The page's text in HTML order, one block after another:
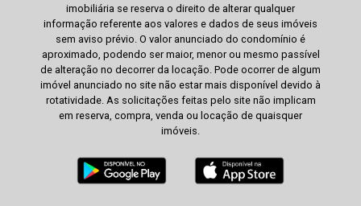
imobiliária se reserva o direito de alterar qualquer
informação referente aos valores e dados de seus imóveis
sem aviso prévio. O valor anunciado do condomínio é
aproximado, podendo ser maior, menor ou mesmo passível
de alteração no decorrer da locação. Pode ocorrer de algum
imóvel anunciado no site não estar mais disponível devido à
rotatividade. As solicitações feitas pelo site não implicam
em reserva, compra, venda ou locação de quaisquer
imóveis.